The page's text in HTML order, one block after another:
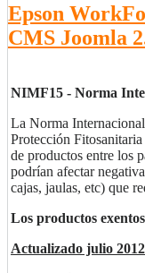
Epson
CMS Joomla
NIMF15 - Norma
La Norma
Protección
de productos entre los
podrían afectar
cajas, jaulas, etc) que
Los productos
Actualizado julio